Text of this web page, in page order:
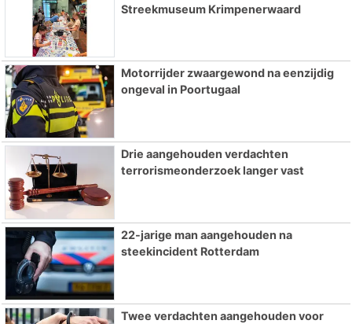
Streekmuseum Krimpenerwaard
Motorrijder zwaargewond na eenzijdig
ongeval in Poortugaal
Drie aangehouden verdachten
terrorismeonderzoek langer vast
22-jarige man aangehouden na
steekincident Rotterdam
Twee verdachten aangehouden voor